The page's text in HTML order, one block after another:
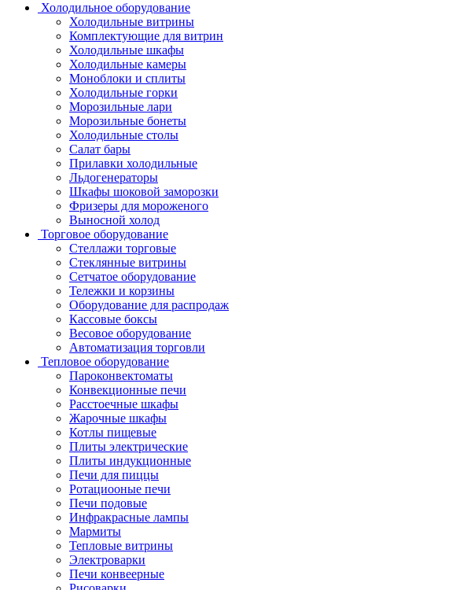
Холодильное оборудование
Холодильные витрины
Комплектующие для витрин
Холодильные шкафы
Холодильные камеры
Моноблоки и сплиты
Холодильные горки
Морозильные лари
Морозильные бонеты
Холодильные столы
Салат бары
Прилавки холодильные
Льдогенераторы
Шкафы шоковой заморозки
Фризеры для мороженого
Выносной холод
Торговое оборудование
Стеллажи торговые
Стеклянные витрины
Сетчатое оборудование
Тележки и корзины
Оборудование для распродаж
Кассовые боксы
Весовое оборудование
Автоматизация торговли
Тепловое оборудование
Пароконвектоматы
Конвекционные печи
Расстоечные шкафы
Жарочные шкафы
Котлы пищевые
Плиты электрические
Плиты индукционные
Печи для пиццы
Ротациооные печи
Печи подовые
Инфракрасные лампы
Мармиты
Тепловые витрины
Электроварки
Печи конвеерные